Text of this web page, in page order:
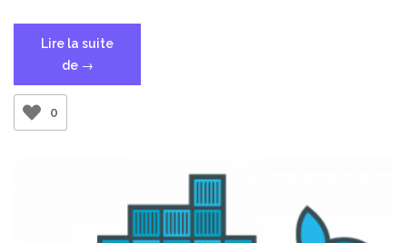
Lire la suite
de « Convertir
les
→
0